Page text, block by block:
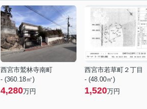
西宮市鷲林寺南町
- (360.18㎡)
4,280万円
西宮市若草町２丁目
- (48.00㎡)
1,520万円